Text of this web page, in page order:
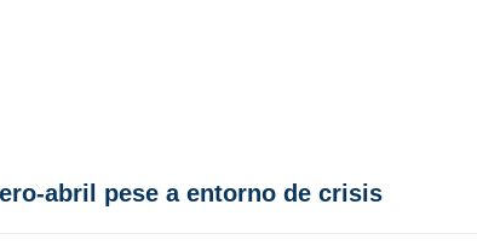
abril pese a entorno de crisis